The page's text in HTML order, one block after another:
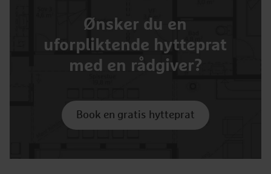
Ønsker du en
uforpliktende hytteprat
med en rådgiver?
Book en gratis hytteprat